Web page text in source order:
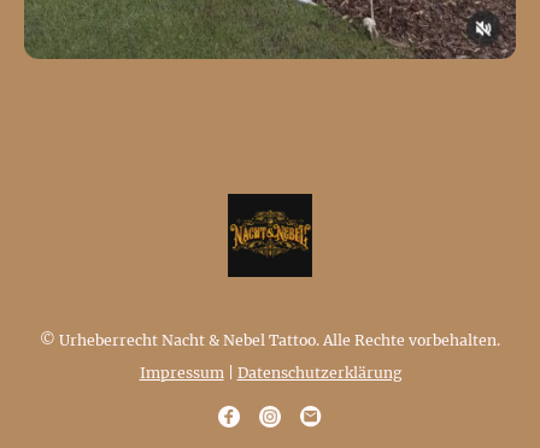
© Urheberrecht Nacht & Nebel Tattoo. Alle Rechte vorbehalten.
Impressum
Datenschutzerklärung